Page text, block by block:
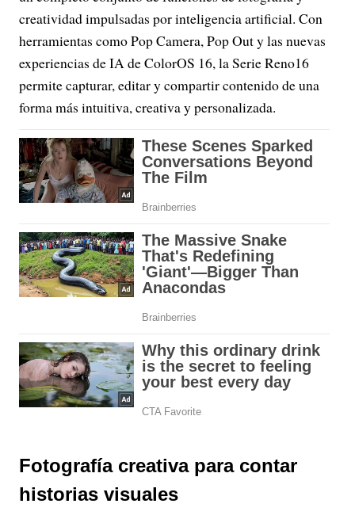
creatividad impulsadas por inteligencia artificial. Con
herramientas como Pop Camera, Pop Out y las nuevas
experiencias de IA de ColorOS 16, la Serie Reno16
permite capturar, editar y compartir contenido de una
forma más intuitiva, creativa y personalizada.
Fotografía creativa para contar
historias visuales